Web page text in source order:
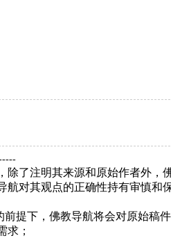
除了注明其来源和原始作者外，
对其观点的正确性持有审慎和
提下，佛教导航将会对原始稿
求；